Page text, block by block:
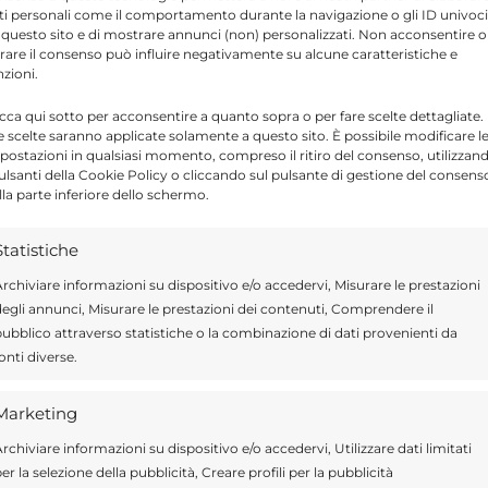
personali come il comportamento durante la navigazione o gli ID univoci
sito e di mostrare annunci (non) personalizzati. Non acconsentire o
il consenso può influire negativamente su alcune caratteristiche e
qui sotto per acconsentire a quanto sopra o per fare scelte dettagliate.
scelte saranno applicate solamente a questo sito. È possibile modificare le
in qualsiasi momento, compreso il ritiro del consenso,
della Cookie Policy o cliccando sul pulsante di gestione del
parte inferiore dello schermo.
informazioni su dispositivo e/o accedervi, Misurare le prestazioni
annunci, Misurare le prestazioni dei contenuti, Comprendere il
attraverso statistiche o la combinazione di dati provenienti da
diverse.
informazioni su dispositivo e/o accedervi, Utilizzare dati limitati
la selezione della pubblicità, Creare profili per la pubblicità
non è arrivata la garanzia totale sella
mattina. Siamo stati messi con le spalle
Send Share
IN SICILIA
è composta da giornalisti, collaboratori e
che ogni giorno lavorano per offrire notizie,
dedicati alla Sicilia, all’attualità, alla politica,
sport. Un team dinamico e indipendente che
e affidabilità.